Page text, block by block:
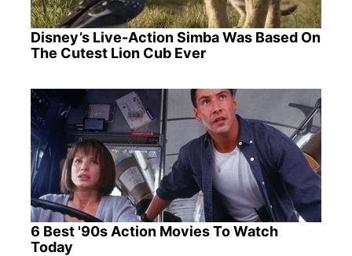
Disney’s Live-Action Simba Was Based On
The Cutest Lion Cub Ever
6 Best '90s Action Movies To Watch
Today